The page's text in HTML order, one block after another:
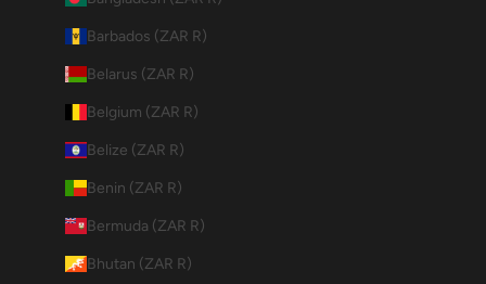
Barbados (ZAR R)
Belarus (ZAR R)
Belgium (ZAR R)
Belize (ZAR R)
Benin (ZAR R)
Bermuda (ZAR R)
Bhutan (ZAR R)